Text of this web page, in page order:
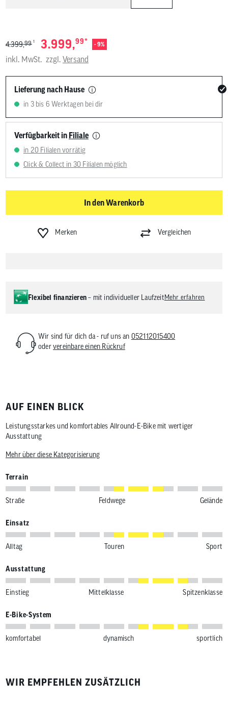
4.399,99 1 3.999,99* - 9%
inkl. MwSt. zzgl. Versand
Lieferung nach Hause
in 3 bis 6 Werktagen bei dir
Verfügbarkeit in Filiale
in 20 Filialen vorrätig
Click & Collect in 30 Filialen möglich
In den Warenkorb
Merken Vergleichen
Flexibel finanzieren– mit individueller Laufzeit Mehr erfahren
Wir sind für dich da - ruf uns an 052112015400
odervereinbare einen Rückruf
AUF EINEN BLICK
Leistungsstarkes und komfortables Allround-E-Bike mit wertiger
Ausstattung
Mehr über diese Kategorisierung
Terrain
Straße Feldwege Gelände
Einsatz
Alltag Touren Sport
Ausstattung
Einstieg Mittelklasse Spitzenklasse
E-Bike-System
komfortabel dynamisch sportlich
WIR EMPFEHLEN ZUSÄTZLICH